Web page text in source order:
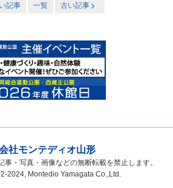
記事 一覧 古い記事
社モンテディオ山形
事・写真・画像などの無断転載を禁止します。
2024, Montedio Yamagata Co.,Ltd.